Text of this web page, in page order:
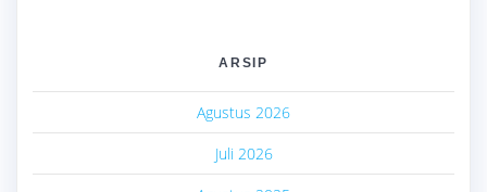
ARSIP
Agustus 2026
Juli 2026